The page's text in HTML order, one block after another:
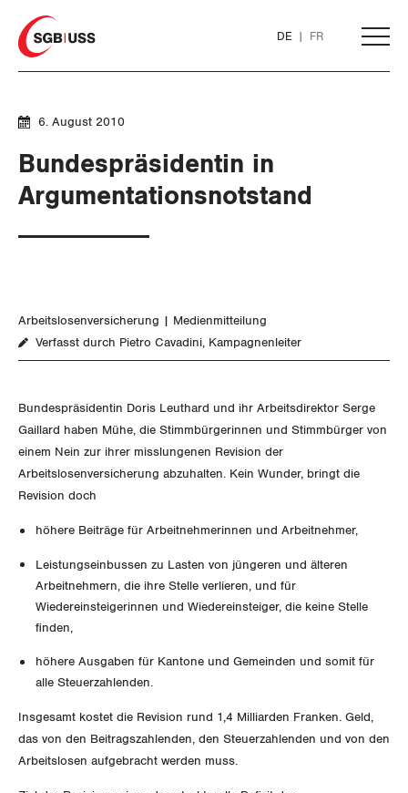
Home
DE FR
THEMEN
Flankierende Massnahmen und
Personenfreizügigkeit
Gewerkschaftsrechte
Arbeitssicherheit und Gesundheitsschutz
Finanzen und Steuerpolitik
Aussenwirtschaft
Verteilung
SOZIALPOLITIK
Berufliche Vorsorge
Arbeitslosenversicherung
Überbrückungsleistung
Invalidenversicherung
Unfallversicherung
6. August 2010
Bundespräsidentin in
Argumentationsnotstand
Arbeitslosenversicherung
Medienmitteilung
Verfasst durch Pietro Cavadini, Kampagnenleiter
Bundespräsidentin Doris Leuthard und ihr Arbeitsdirektor Serge
Gaillard haben Mühe, die Stimmbürgerinnen und Stimmbürger von
einem Nein zur ihrer misslungenen Revision der
Arbeitslosenversicherung abzuhalten. Kein Wunder, bringt die
Revision doch
höhere Beiträge für Arbeitnehmerinnen und Arbeitnehmer,
Leistungseinbussen zu Lasten von jüngeren und älteren
Arbeitnehmern, die ihre Stelle verlieren, und für
Wiedereinsteigerinnen und Wiedereinsteiger, die keine Stelle
finden,
höhere Ausgaben für Kantone und Gemeinden und somit für
alle Steuerzahlenden.
Insgesamt kostet die Revision rund 1,4 Milliarden Franken. Geld,
das von den Beitragszahlenden, den Steuerzahlenden und von den
Arbeitslosen aufgebracht werden muss.